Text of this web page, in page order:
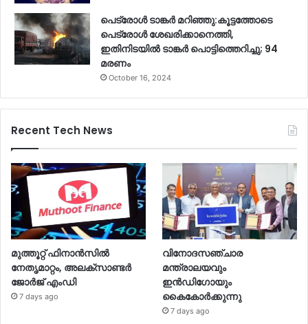
പെട്രോൾ ടാങ്കർ മറിഞ്ഞു:കൂട്ടത്തോടെ
പെട്രോൾ ശേഖരിക്കാനെത്തി,
ഇതിനിടയിൽ ടാങ്കർ പൊട്ടിത്തെറിച്ചു; 94
മരണം
October 16, 2024
Recent Tech News
മുത്തൂറ്റ് ഫിനാന്‍സില്‍
നേതൃമാറ്റം, അലക്‌സാണ്ടര്‍
ജോര്‍ജ് എംഡി
7 days ago
വിനോദസഞ്ചാര
മന്ത്രാലയവും
ഇന്‍ഡിഗോയും
കൈകോര്‍ക്കുന്നു
7 days ago